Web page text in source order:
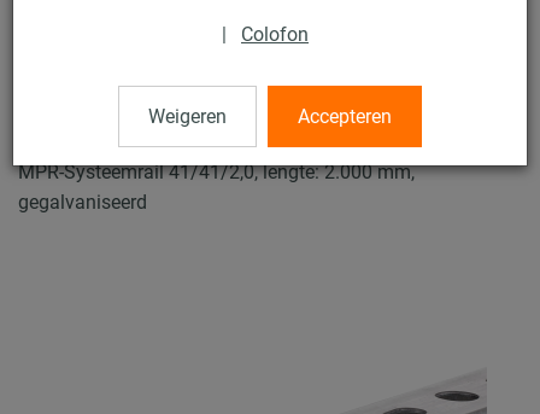
| Colofon
Weigeren Accepteren
MPR Systeemrails
MPR-Systeemrail 41/41/2,0, lengte: 2.000 mm,
gegalvaniseerd